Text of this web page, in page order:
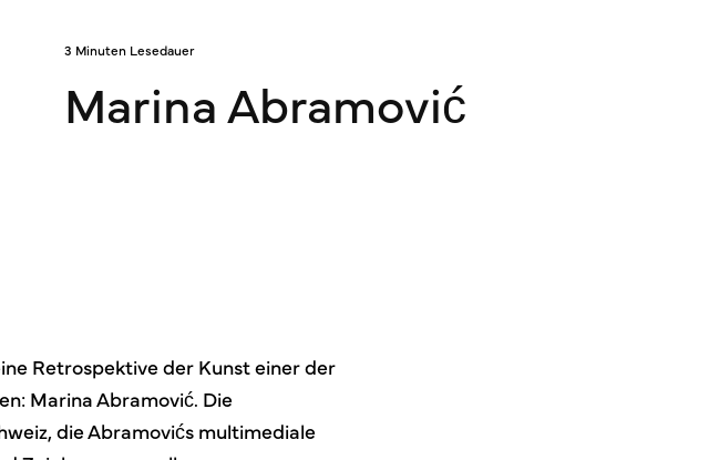
3 Minuten Lesedauer
Marina Abramović
Retrospektive der Kunst einer der
Marina Abramović. Die
die Abramovićs multimediale